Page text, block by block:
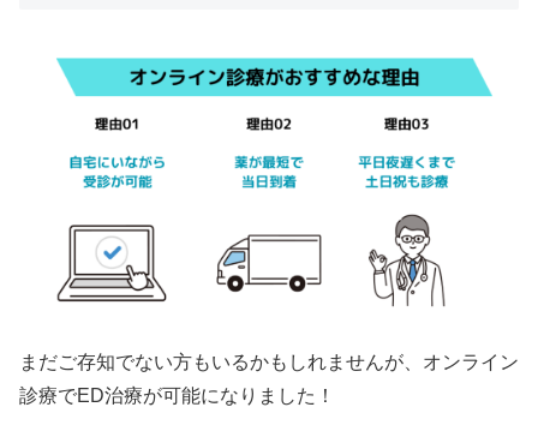
まだご存知でない方もいるかもしれませんが、オンライン
診療でED治療が可能になりました！